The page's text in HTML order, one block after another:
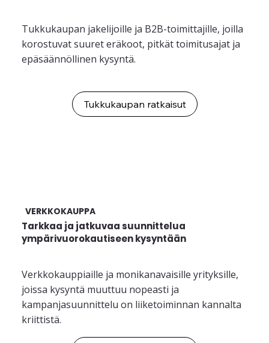
Tukkukaupan jakelijoille ja B2B-toimittajille, joilla
korostuvat suuret eräkoot, pitkät toimitusajat ja
epäsäännöllinen kysyntä.
Tukkukaupan ratkaisut
VERKKOKAUPPA
Tarkkaa ja jatkuvaa suunnittelua
ympärivuorokautiseen kysyntään
Verkkokauppiaille ja monikanavaisille yrityksille,
joissa kysyntä muuttuu nopeasti ja
kampanjasuunnittelu on liiketoiminnan kannalta
kriittistä.